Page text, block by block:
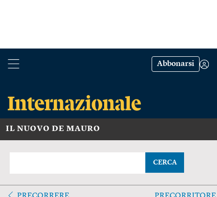
Abbonarsi
IL NUOVO DE MAURO
CERCA